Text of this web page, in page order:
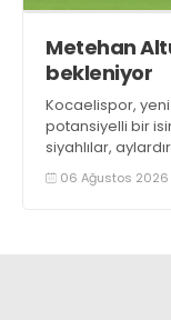
Metehan
bekleniyor
Kocaelispor,
potansiyelli bir
siyahlılar,
santrfor
yaklaştı.
06 Ağustos 2026